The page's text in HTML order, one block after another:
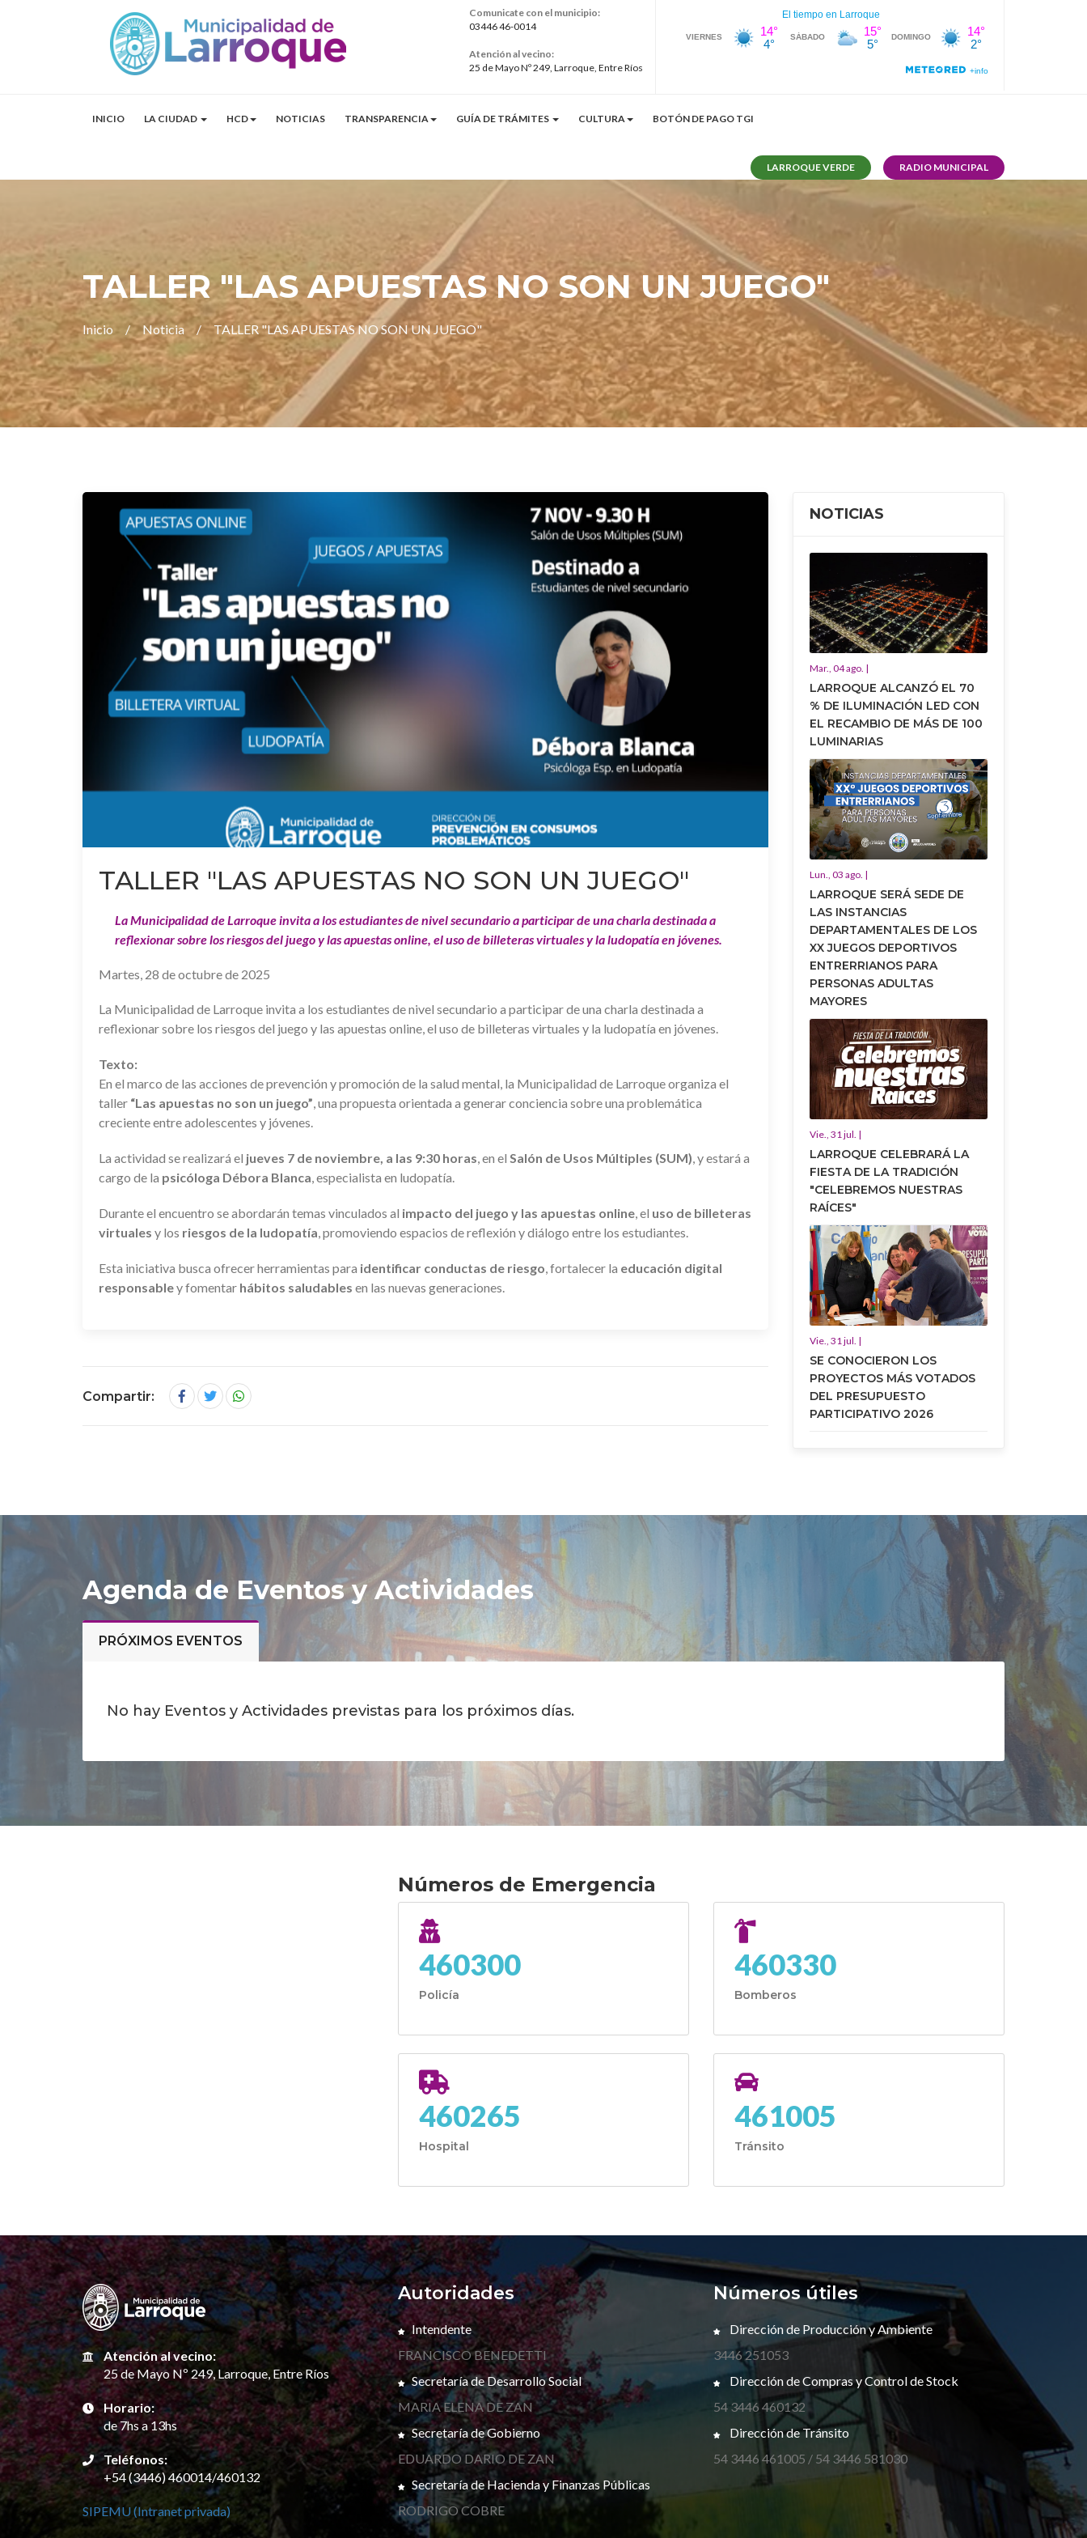
Comunicate con el municipio:
03446 46-0014
Atención al vecino:
25 de Mayo Nº 249, Larroque, Entre Ríos
INICIO LA CIUDAD HCD NOTICIAS TRANSPARENCIA GUÍA DE TRÁMITES CULTURA BOTÓN DE PAGO TGI
LARROQUE VERDE RADIO MUNICIPAL
TALLER "LAS APUESTAS NO SON UN JUEGO"
Inicio Noticia TALLER "LAS APUESTAS NO SON UN JUEGO"
TALLER "LAS APUESTAS NO SON UN JUEGO"
La Municipalidad de Larroque invita a los estudiantes de nivel secundario a participar de una charla destinada a
reflexionar sobre los riesgos del juego y las apuestas online, el uso de billeteras virtuales y la ludopatía en jóvenes.
Martes, 28 de octubre de 2025
La Municipalidad de Larroque invita a los estudiantes de nivel secundario a participar de una charla destinada a
reflexionar sobre los riesgos del juego y las apuestas online, el uso de billeteras virtuales y la ludopatía en jóvenes.
Texto:
En el marco de las acciones de prevención y promoción de la salud mental, la Municipalidad de Larroque organiza el
taller “Las apuestas no son un juego”, una propuesta orientada a generar conciencia sobre una problemática
creciente entre adolescentes y jóvenes.
La actividad se realizará el jueves 7 de noviembre, a las 9:30 horas, en el Salón de Usos Múltiples (SUM), y estará a
cargo de la psicóloga Débora Blanca, especialista en ludopatía.
Durante el encuentro se abordarán temas vinculados al impacto del juego y las apuestas online, el uso de billeteras
virtuales y los riesgos de la ludopatía, promoviendo espacios de reflexión y diálogo entre los estudiantes.
Esta iniciativa busca ofrecer herramientas para identificar conductas de riesgo, fortalecer la educación digital
responsabley fomentar hábitos saludables en las nuevas generaciones.
Compartir:
NOTICIAS
Mar., 04 ago. |
LARROQUE ALCANZÓ EL 70
% DE ILUMINACIÓN LED CON
EL RECAMBIO DE MÁS DE 100
LUMINARIAS
Lun., 03 ago. |
LARROQUE SERÁ SEDE DE
LAS INSTANCIAS
DEPARTAMENTALES DE LOS
XX JUEGOS DEPORTIVOS
ENTRERRIANOS PARA
PERSONAS ADULTAS
MAYORES
Vie., 31 jul. |
LARROQUE CELEBRARÁ LA
FIESTA DE LA TRADICIÓN
"CELEBREMOS NUESTRAS
RAÍCES"
Vie., 31 jul. |
SE CONOCIERON LOS
PROYECTOS MÁS VOTADOS
DEL PRESUPUESTO
PARTICIPATIVO 2026
Agenda de Eventos y Actividades
PRÓXIMOS EVENTOS
No hay Eventos y Actividades previstas para los próximos días.
Números de Emergencia
460300
Policía
460330
Bomberos
460265
Hospital
461005
Tránsito
Atención al vecino:
25 de Mayo Nº 249, Larroque, Entre Ríos
Horario:
de 7hs a 13hs
Teléfonos:
+54 (3446) 460014/460132
SIPEMU (Intranet privada)
Autoridades
Intendente
FRANCISCO BENEDETTI
Secretaría de Desarrollo Social
MARIA ELENA DE ZAN
Secretaría de Gobierno
EDUARDO DARIO DE ZAN
Secretaría de Hacienda y Finanzas Públicas
RODRIGO COBRE
Números útiles
Dirección de Producción y Ambiente
3446 251053
Dirección de Compras y Control de Stock
54 3446 460132
Dirección de Tránsito
54 3446 461005 / 54 3446 581030